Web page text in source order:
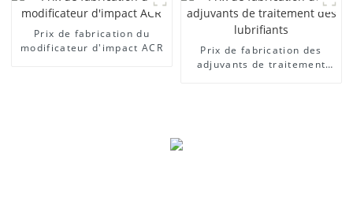
Prix ​​de fabrication du
modificateur d'impact ACR
Prix ​​de fabrication des
adjuvants de traitement